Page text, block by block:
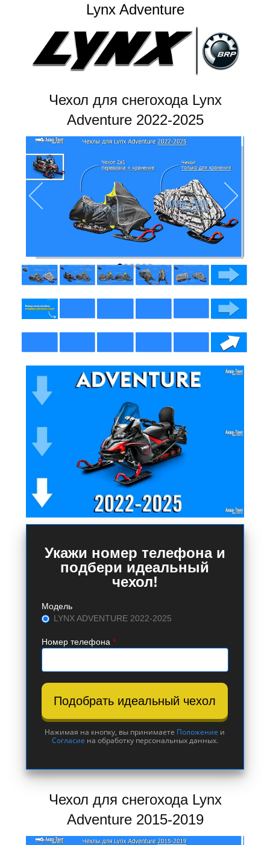
Lynx Adventure
Чехол для снегохода Lynx
Adventure 2022-2025
Укажи номер телефона и
подбери идеальный
чехол!
Модель
LYNX ADVENTURE 2022-2025
Номер телефона *
Подобрать идеальный чехол
Нажимая на кнопку, вы принимаете Положение и
Согласие на обработку персональных данных.
Чехол для снегохода Lynx
Adventure 2015-2019